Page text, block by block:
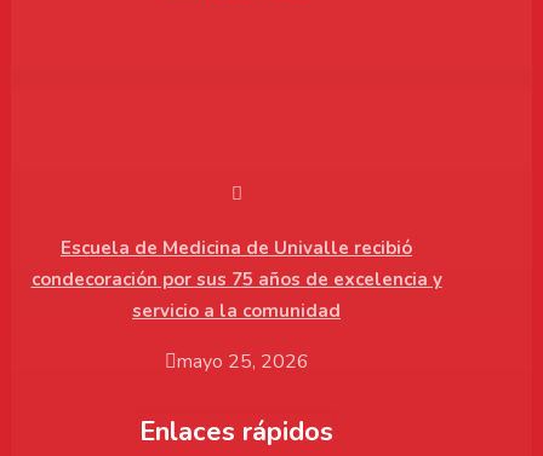
Escuela de Medicina de Univalle recibió
condecoración por sus 75 años de excelencia y
servicio a la comunidad
mayo 25, 2026
Enlaces rápidos